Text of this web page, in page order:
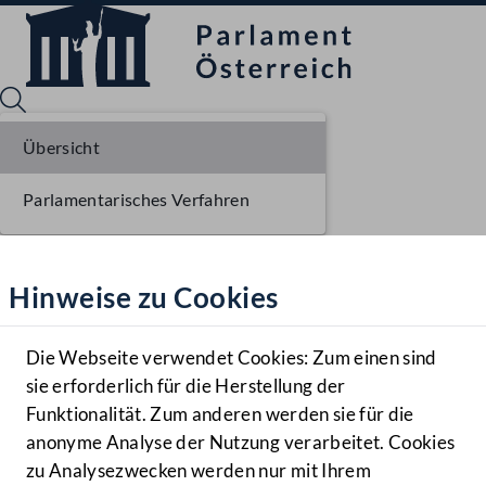
Hilfe
Benutzer
Navigationsmenü öffnen
MENÜ
Hinweise zu Cookies
Die Webseite verwendet Cookies: Zum einen sind
sie erforderlich für die Herstellung der
Funktionalität. Zum anderen werden sie für die
anonyme Analyse der Nutzung verarbeitet. Cookies
zu Analysezwecken werden nur mit Ihrem
Übersicht
Parlamentarisches Verfahren